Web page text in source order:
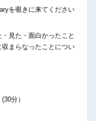
を覗きに来てください
見た・面白かったこと
まらなったことについ
分）